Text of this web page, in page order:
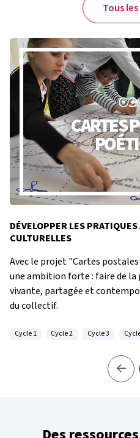
Tous
CARTES
DÉVELOPPER LES
CULTURELLES
Avec le projet "Cartes
une ambition forte : faire de la
vivante, partagée et
du collectif.
Cycle 1 Cycle 2 Cycle 3